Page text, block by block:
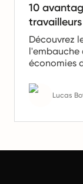
10
Découvrez
l'embauche
économies
l'avenir du
Lucas